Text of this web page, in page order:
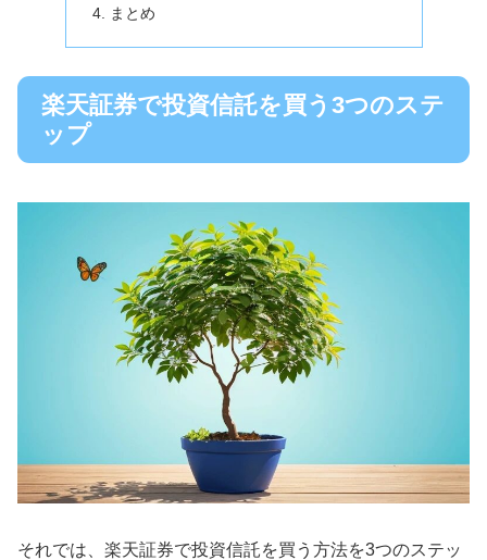
まとめ
楽天証券で投資信託を買う3つのステ
ップ
それでは、楽天証券で投資信託を買う方法を3つのステッ